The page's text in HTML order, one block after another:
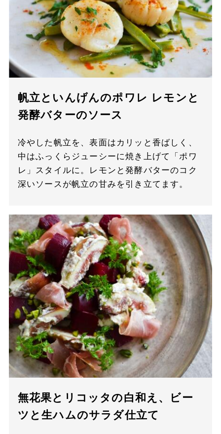
帆立といんげんのポワレ レモンと
発酵バターのソース
冷やした帆立を、表面はカリッと香ばしく、
中はふっくらジューシーに焼き上げて「ポワ
レ」スタイルに。レモンと発酵バターのコク
深いソースが帆立の甘みを引き立てます。
無花果とリコッタの白和え、ビー
ツと生ハムのサラダ仕立て